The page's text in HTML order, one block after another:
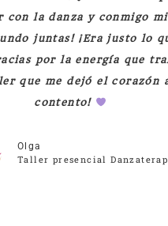
con la danza y conmigo
juntas! ¡Era justo lo
por la energía que
que me dejó el corazón
contento!
Olga
Taller presencial